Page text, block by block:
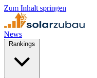
Zum Inhalt springen
News